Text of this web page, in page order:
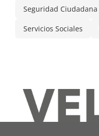
Seguridad Ciudadana
Servicios Sociales